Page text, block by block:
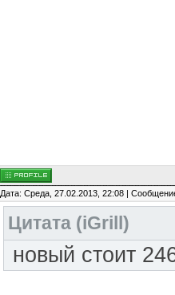
Дата: Среда, 27.02.2013, 22:08 |
Цитата (iGrill)
новый стоит